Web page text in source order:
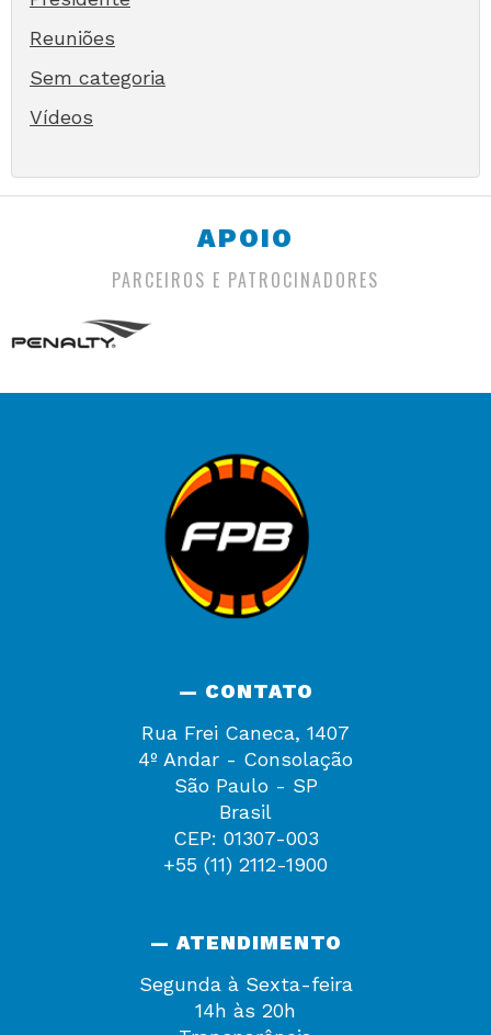
Reuniões
Sem categoria
Vídeos
APOIO
PARCEIROS E PATROCINADORES
— CONTATO
Rua Frei Caneca, 1407
4º Andar - Consolação
São Paulo - SP
Brasil
CEP: 01307-003
+55 (11) 2112-1900
— ATENDIMENTO
Segunda à Sexta-feira
14h às 20h